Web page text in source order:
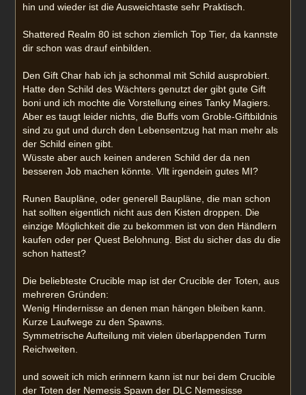
hin und wieder ist die Ausweichtaste sehr Praktisch.
Shattered Realm 80 ist schon ziemlich Top Tier, da kannste
dir schon was drauf einbilden.
Den Gift Char hab ich ja schonmal mit Schild ausprobiert.
Hatte den Schild des Wächters genutzt der gibt gute Gift
boni und ich mochte die Vorstellung eines Tanky Magiers.
Aber es taugt leider nichts, die Buffs vom Groble-Giftbildnis
sind zu gut und durch den Lebensentzug hat man mehr als
der Schild einen gibt.
Wüsste aber auch keinen anderen Schild der da nen
besseren Job machen könnte. Vllt irgendein gutes MI?
Runen Baupläne, oder generell Baupläne, die man schon
hat sollten eigentlich nicht aus den Kisten droppen. Die
einzige Möglichkeit die zu bekommen ist von den Händlern
kaufen oder per Quest Belohnung. Bist du sicher das du die
schon hattest?
Die beliebteste Crucible map ist der Crucible der Toten, aus
mehreren Gründen:
Wenig Hindernisse an denen man hängen bleiben kann.
Kurze Laufwege zu den Spawns.
Symmetrische Aufteilung mit vielen überlappenden Turm
Reichweiten.
und soweit ich mich erinnern kann ist nur bei dem Crucible
der Toten der Nemesis Spawn der DLC Nemesisse